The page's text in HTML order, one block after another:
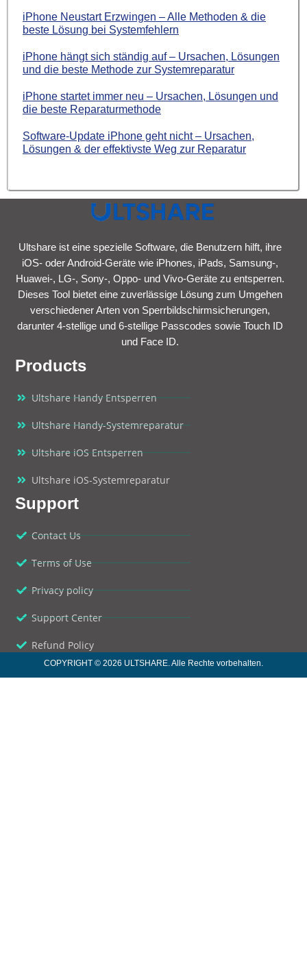
iPhone Neustart Erzwingen – Alle Methoden & die
beste Lösung bei Systemfehlern
iPhone hängt sich ständig auf – Ursachen, Lösungen
und die beste Methode zur Systemreparatur
iPhone startet immer neu – Ursachen, Lösungen und
die beste Reparaturmethode
Software-Update iPhone geht nicht – Ursachen,
Lösungen & der effektivste Weg zur Reparatur
Ultshare ist eine spezielle Software, die Benutzern hilft, ihre
iOS- oder Android-Geräte wie iPhones, iPads, Samsung-,
Huawei-, LG-, Sony-, Oppo- und Vivo-Geräte zu entsperren.
Dieses Tool bietet eine zuverlässige Lösung zum Umgehen
verschiedener Arten von Sperrbildschirmsicherungen,
darunter 4-stellige und 6-stellige Passcodes sowie Touch ID
und Face ID.
Products
Ultshare Handy Entsperren
Ultshare Handy-Systemreparatur
Ultshare iOS Entsperren
Ultshare iOS-Systemreparatur
Support
Contact Us
Terms of Use
Privacy policy
Support Center
Refund Policy
COPYRIGHT © 2026 ULTSHARE. Alle Rechte vorbehalten.